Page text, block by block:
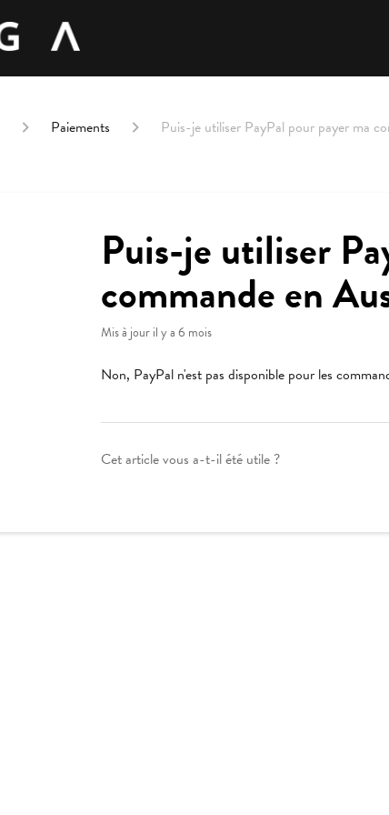
Paiements Puis-je utiliser PayPal pour payer ma
Puis-je utiliser
commande en
Mis à jouril y a 6 mois
Non, PayPal n'est pas disponible pour les
Cet article vous a-t-il été utile ?